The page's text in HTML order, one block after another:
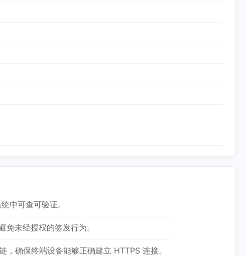
中可查可验证。
未经授权的签发行为。
确保终端设备能够正确建立 HTTPS 连接。